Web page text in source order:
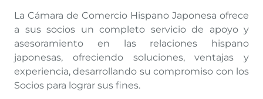
La Cámara de Comercio Hispano Japonesa ofrece
a sus socios un completo servicio de apoyo y
asesoramiento en las relaciones hispano
japonesas, ofreciendo soluciones, ventajas y
experiencia, desarrollando su compromiso con los
Socios para lograr sus fines.